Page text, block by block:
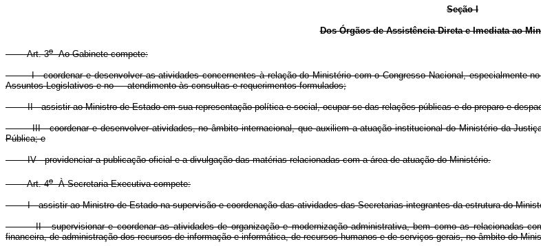
Seção I
Dos Órgãos de Assistência Direta e Imediata ao
Art. 3oAo Gabinete compete:
I - coordenar e desenvolver as atividades concernentes à relação do Ministério com o Congresso Nacional, especialmente no
Assuntos Legislativos e no atendimento às consultas e requerimentos formulados;
II - assistir ao Ministro de Estado em sua representação política e social, ocupar-se das relações públicas e do preparo e
III - coordenar e desenvolver atividades, no âmbito internacional, que auxiliem a atuação institucional do Ministério da
Pública; e
IV - providenciar a publicação oficial e a divulgação das matérias relacionadas com a área de atuação do Ministério.
Art. 4oÀ Secretaria-Executiva compete:
I - assistir ao Ministro de Estado na supervisão e coordenação das atividades das Secretarias integrantes da estrutura do
II - supervisionar e coordenar as atividades de organização e modernização administrativa, bem como as relacionadas
financeira, de administração dos recursos de informação e informática, de recursos humanos e de serviços gerais, no âmbito do